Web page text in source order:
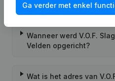
van der Velden?
Wanneer werd V.O.F.
Velden opgericht?
Wat is het adres van
Ga verder met enkel